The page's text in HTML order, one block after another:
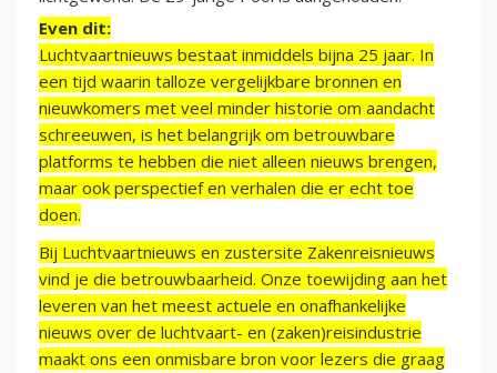
Even dit:
Luchtvaartnieuws bestaat inmiddels bijna 25 jaar. In
een tijd waarin talloze vergelijkbare bronnen en
nieuwkomers met veel minder historie om aandacht
schreeuwen, is het belangrijk om betrouwbare
platforms te hebben die niet alleen nieuws brengen,
maar ook perspectief en verhalen die er echt toe
doen.
Bij Luchtvaartnieuws en zustersite Zakenreisnieuws
vind je die betrouwbaarheid. Onze toewijding aan het
leveren van het meest actuele en onafhankelijke
nieuws over de luchtvaart- en (zaken)reisindustrie
maakt ons een onmisbare bron voor lezers die graag